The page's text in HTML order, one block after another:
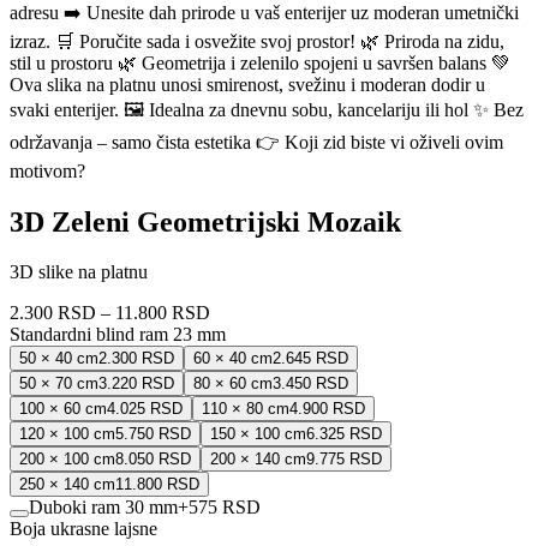
adresu ➡️ Unesite dah prirode u vaš enterijer uz moderan umetnički
izraz. 🛒 Poručite sada i osvežite svoj prostor! 🌿 Priroda na zidu,
stil u prostoru 🌿 Geometrija i zelenilo spojeni u savršen balans 💚
Ova slika na platnu unosi smirenost, svežinu i moderan dodir u
svaki enterijer. 🖼 Idealna za dnevnu sobu, kancelariju ili hol ✨ Bez
održavanja – samo čista estetika 👉 Koji zid biste vi oživeli ovim
motivom?
3D Zeleni Geometrijski Mozaik
3D slike na platnu
2.300 RSD – 11.800 RSD
Standardni blind ram 23 mm
50 × 40 cm2.300 RSD 60 × 40 cm2.645 RSD
50 × 70 cm3.220 RSD 80 × 60 cm3.450 RSD
100 × 60 cm4.025 RSD 110 × 80 cm4.900 RSD
120 × 100 cm5.750 RSD 150 × 100 cm6.325 RSD
200 × 100 cm8.050 RSD 200 × 140 cm9.775 RSD
250 × 140 cm11.800 RSD
Duboki ram 30 mm+575 RSD
Boja ukrasne lajsne